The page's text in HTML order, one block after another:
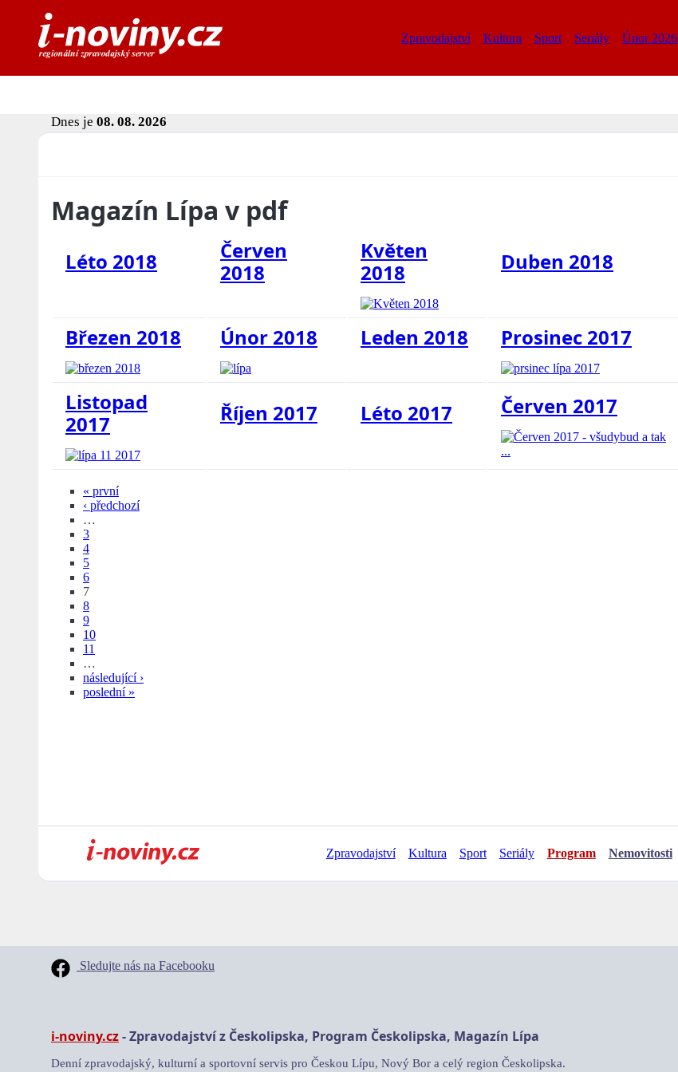
Zpravodajství Kultura Sport Seriály Únor 2026
Dnes je 08. 08. 2026
Magazín Lípa v pdf
Léto 2018
Červen
2018
Květen
2018
Duben 2018
Březen 2018 Únor 2018 Leden 2018 Prosinec 2017
Listopad
2017
Říjen 2017 Léto 2017 Červen 2017
« první
‹ předchozí
…
3
4
5
6
7
8
9
10
11
…
následující ›
poslední »
Zpravodajství Kultura Sport Seriály Program Nemovitosti
Sledujte nás na Facebooku
i-noviny.cz- Zpravodajství z Českolipska, Program Českolipska, Magazín Lípa
Denní zpravodajský, kulturní a sportovní servis pro Českou Lípu, Nový Bor a celý region Českolipska.